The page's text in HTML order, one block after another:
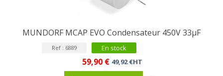
MUNDORF MCAP EVO Condensateur 450V 33µF
Ref : 6889 En stock
59,90 € 49,92 €HT